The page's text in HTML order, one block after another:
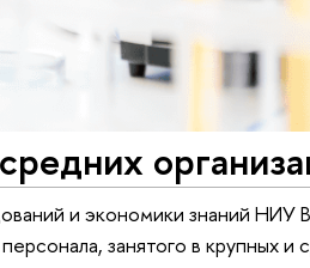
и экономики знаний
занятого в крупных и